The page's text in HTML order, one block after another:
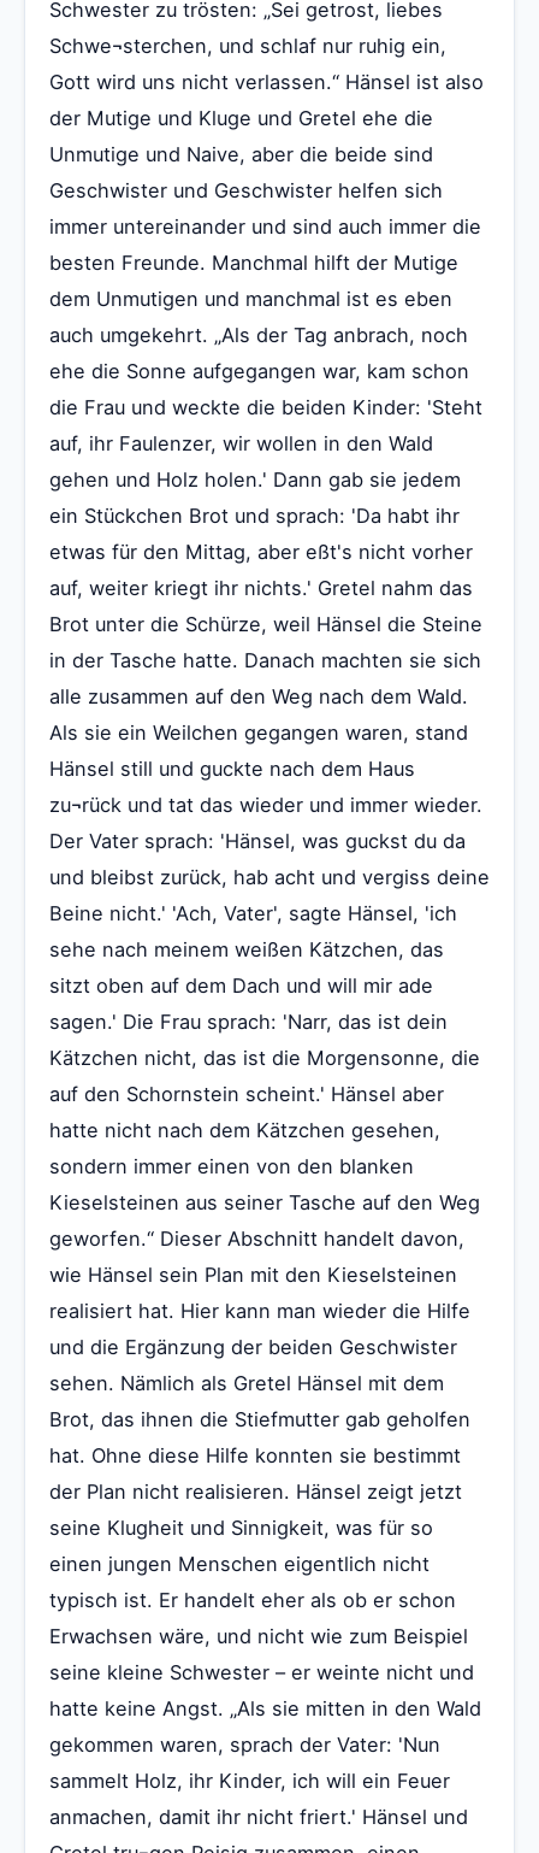
Schwester zu trösten: „Sei getrost, liebes
Schwe¬sterchen, und schlaf nur ruhig ein,
Gott wird uns nicht verlassen.“ Hänsel ist also
der Mutige und Kluge und Gretel ehe die
Unmutige und Naive, aber die beide sind
Geschwister und Geschwister helfen sich
immer untereinander und sind auch immer die
besten Freunde. Manchmal hilft der Mutige
dem Unmutigen und manchmal ist es eben
auch umgekehrt. „Als der Tag anbrach, noch
ehe die Sonne aufgegangen war, kam schon
die Frau und weckte die beiden Kinder: 'Steht
auf, ihr Faulenzer, wir wollen in den Wald
gehen und Holz holen.' Dann gab sie jedem
ein Stückchen Brot und sprach: 'Da habt ihr
etwas für den Mittag, aber eßt's nicht vorher
auf, weiter kriegt ihr nichts.' Gretel nahm das
Brot unter die Schürze, weil Hänsel die Steine
in der Tasche hatte. Danach machten sie sich
alle zusammen auf den Weg nach dem Wald.
Als sie ein Weilchen gegangen waren, stand
Hänsel still und guckte nach dem Haus
zu¬rück und tat das wieder und immer wieder.
Der Vater sprach: 'Hänsel, was guckst du da
und bleibst zurück, hab acht und vergiss deine
Beine nicht.' 'Ach, Vater', sagte Hänsel, 'ich
sehe nach meinem weißen Kätzchen, das
sitzt oben auf dem Dach und will mir ade
sagen.' Die Frau sprach: 'Narr, das ist dein
Kätzchen nicht, das ist die Morgensonne, die
auf den Schornstein scheint.' Hänsel aber
hatte nicht nach dem Kätzchen gesehen,
sondern immer einen von den blanken
Kieselsteinen aus seiner Tasche auf den Weg
geworfen.“ Dieser Abschnitt handelt davon,
wie Hänsel sein Plan mit den Kieselsteinen
realisiert hat. Hier kann man wieder die Hilfe
und die Ergänzung der beiden Geschwister
sehen. Nämlich als Gretel Hänsel mit dem
Brot, das ihnen die Stiefmutter gab geholfen
hat. Ohne diese Hilfe konnten sie bestimmt
der Plan nicht realisieren. Hänsel zeigt jetzt
seine Klugheit und Sinnigkeit, was für so
einen jungen Menschen eigentlich nicht
typisch ist. Er handelt eher als ob er schon
Erwachsen wäre, und nicht wie zum Beispiel
seine kleine Schwester – er weinte nicht und
hatte keine Angst. „Als sie mitten in den Wald
gekommen waren, sprach der Vater: 'Nun
sammelt Holz, ihr Kinder, ich will ein Feuer
anmachen, damit ihr nicht friert.' Hänsel und